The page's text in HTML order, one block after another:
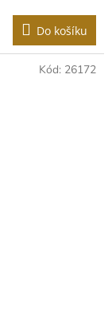
Do košíku
Kód: 26172